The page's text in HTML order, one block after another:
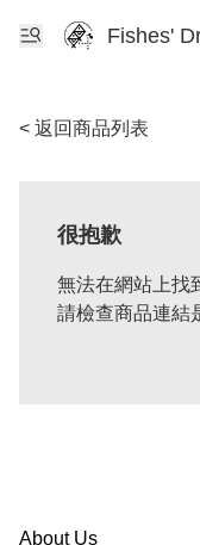
Fishes'
< 返回商品列表
很抱歉
無法在網站上找
請檢查商品連結
About Us